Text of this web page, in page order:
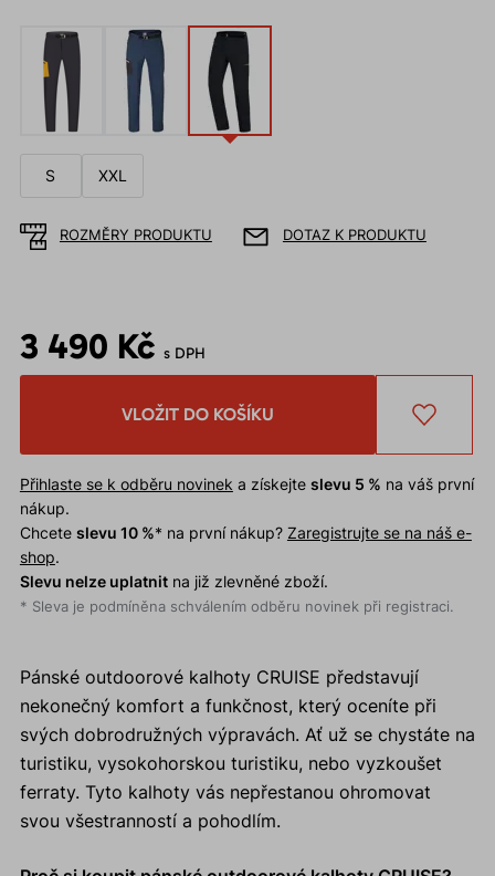
S XXL
ROZMĚRY PRODUKTU DOTAZ K PRODUKTU
3 490 Kč s DPH
VLOŽIT DO KOŠÍKU
Přihlaste se k odběru novinek a získejte slevu 5 % na váš první
nákup.
Chcete slevu 10 %* na první nákup? Zaregistrujte se na náš e-
shop.
Slevu nelze uplatnitna již zlevněné zboží.
* Sleva je podmíněna schválením odběru novinek při registraci.
Pánské outdoorové kalhoty CRUISE představují
nekonečný komfort a funkčnost, který oceníte při
svých dobrodružných výpravách. Ať už se chystáte na
turistiku, vysokohorskou turistiku, nebo vyzkoušet
ferraty. Tyto kalhoty vás nepřestanou ohromovat
svou všestranností a pohodlím.